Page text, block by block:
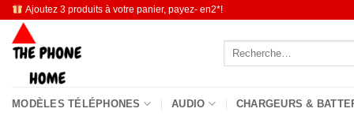
Passer
contenu
Ajoutez 3 produits à votre panier, payez- en2*!
Recherche
MODÈLES TÉLÉPHONES AUDIO CHARGEURS &